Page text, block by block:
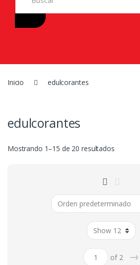
c
r
Inicio edulcorantes
edulcorantes
Mostrando 1–15 de 20 resultados
of 2 →